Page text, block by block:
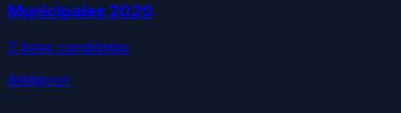
Municipales 2020
3 listes candidates
datagouv